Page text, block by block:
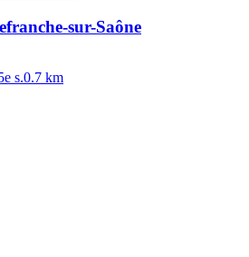
sur-Saône
s.0.7 km